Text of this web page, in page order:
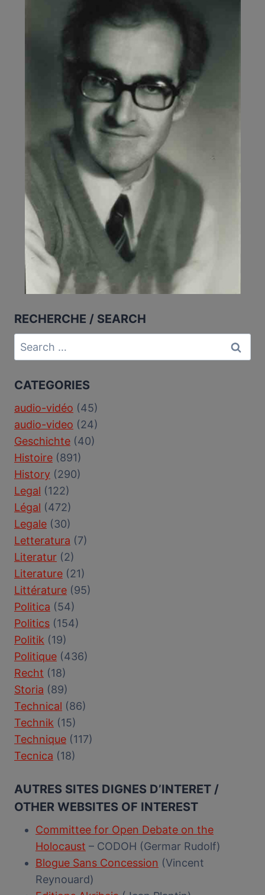
CORRECTIONNEL
DE
RECHERCHE / SEARCH
Search
for:
CATEGORIES
audio-vidéo (45)
audio-video (24)
Geschichte (40)
Histoire (891)
History (290)
Legal (122)
Légal (472)
Legale (30)
Letteratura (7)
Literatur (2)
Literature (21)
Littérature (95)
Politica (54)
Politics (154)
Politik (19)
Politique (436)
Recht (18)
Storia (89)
Technical (86)
Technik (15)
Technique (117)
Tecnica (18)
AUTRES SITES DIGNES D’INTERET /
OTHER WEBSITES OF INTEREST
Committee for Open Debate on the
Holocaust – CODOH (Germar Rudolf)
Blogue Sans Concession (Vincent
Reynouard)